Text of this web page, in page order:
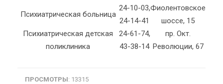
Психиатрическая больница
24-10-03,
24-14-41
Фиолентовское
шоссе, 15
Психиатрическая детская
поликлиника
24-61-74,
43-38-14
пр. Окт.
Революции, 67
ПРОСМОТРЫ: 13315